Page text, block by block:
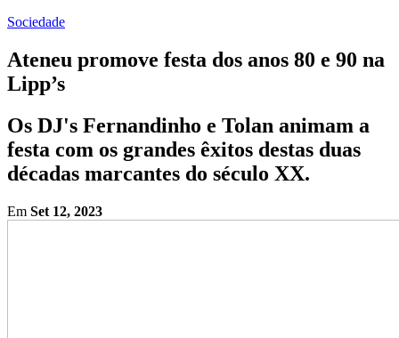
Sociedade
Ateneu promove festa dos anos 80 e 90 na
Lipp’s
Os DJ's Fernandinho e Tolan animam a
festa com os grandes êxitos destas duas
décadas marcantes do século XX.
Em Set 12, 2023